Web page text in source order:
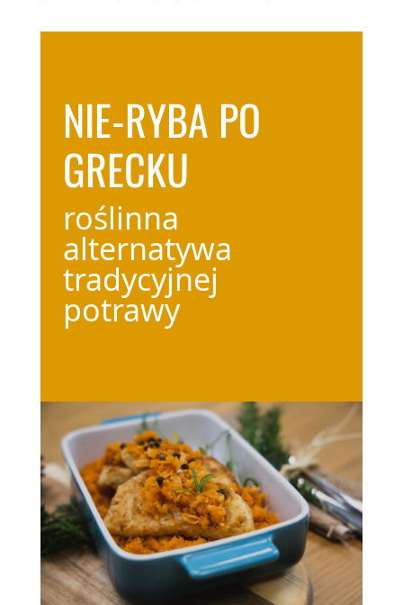
NIE-RYBA PO
GRECKU
roślinna
alternatywa
tradycyjnej
potrawy